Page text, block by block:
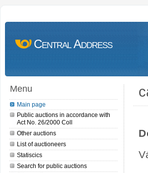
Central Address
Menu
Main page
Public auctions in accordance with
Act No. 26/2000 Coll
Other auctions
List of auctioneers
Statiscics
Search for public auctions